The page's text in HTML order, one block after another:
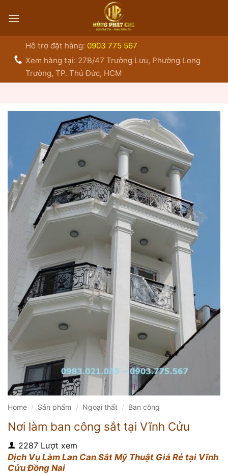
qua
Hỗ trợ đặt hàng: 0903 775 567
Xem hàng tại: 27B/47 Trường Lưu, Phường Long
Trường, TP. Thủ Đức, HCM
Home / Sản phẩm / Ngoại thất / Ban công
Nơi làm ban công sắt tại Vĩnh Cửu
2287 Lượt xem
Dịch Vụ Làm Lan Can Sắt Mỹ Thuật Giá Rẻ tại Vĩnh
Cửu Đồng Nai